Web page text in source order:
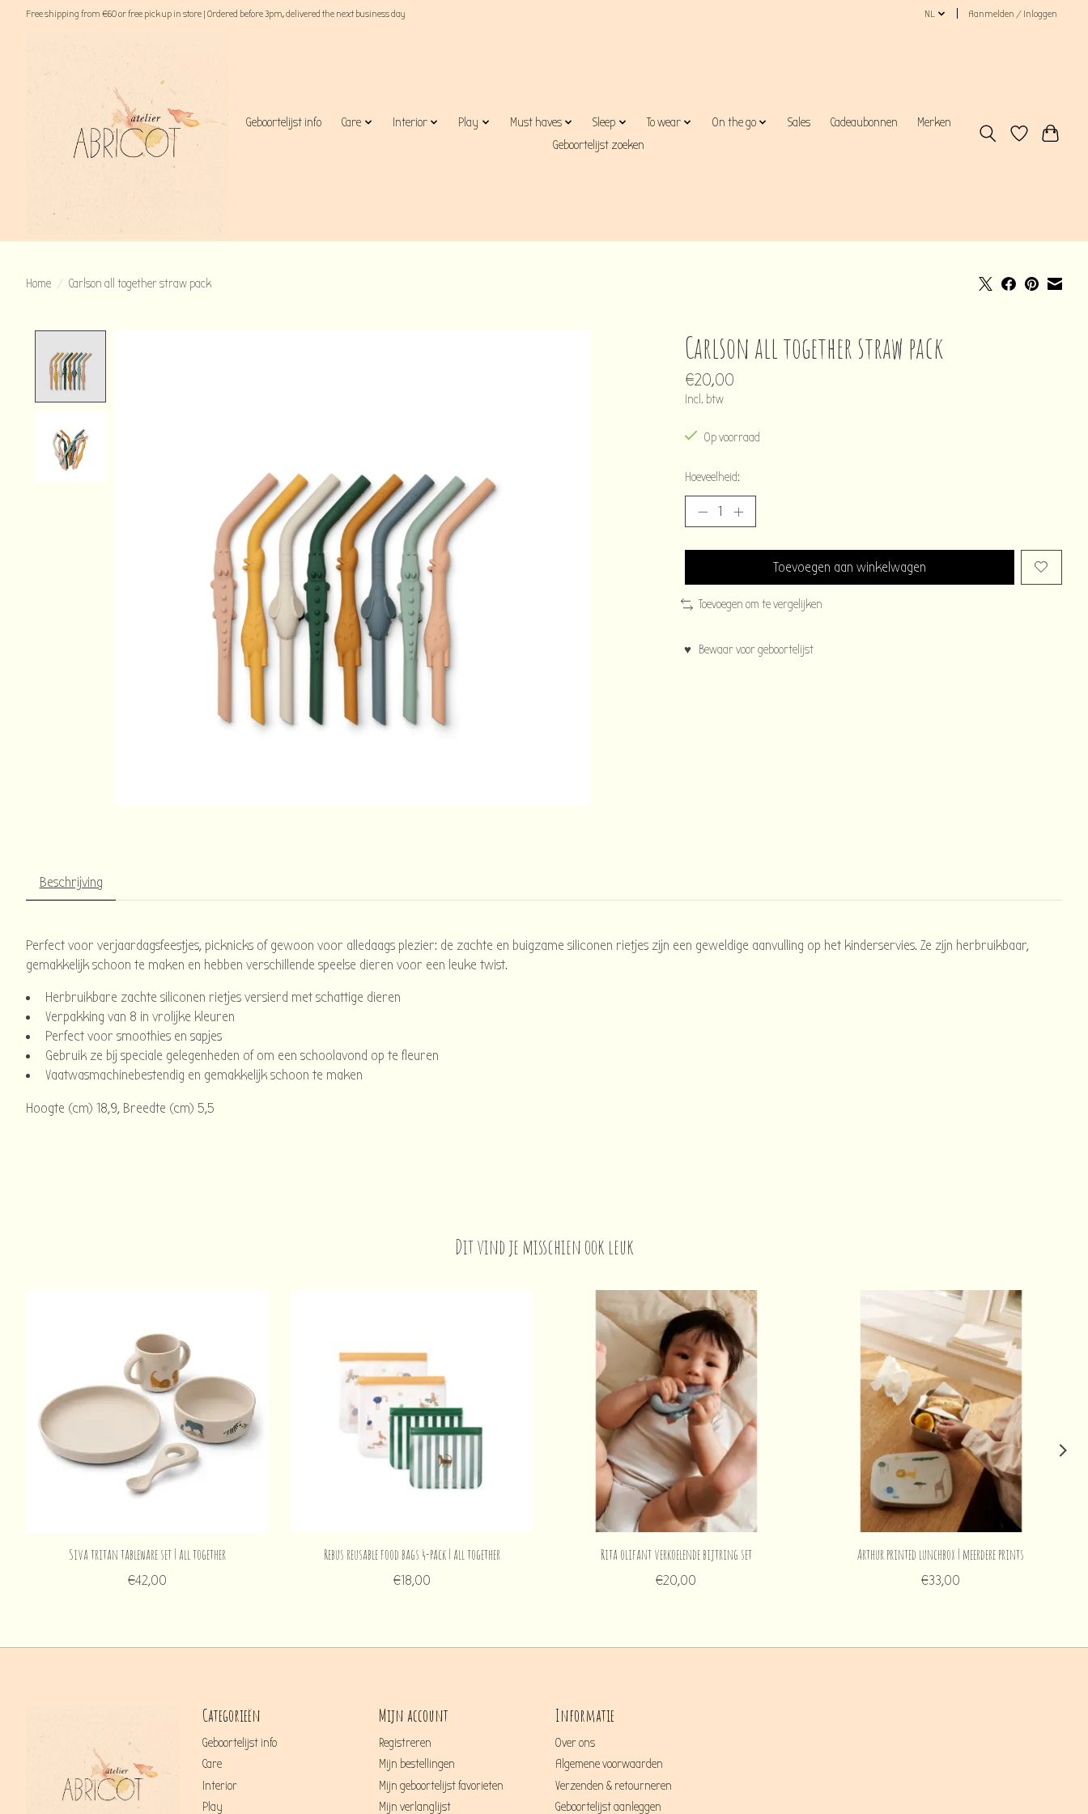
Free shipping from €60 or free pick up in store | Ordered before 3pm, delivered the next business day NL Aanmelden / Inloggen
Geboortelijst info Care Interior Play Must haves Sleep To wear On the go Sales Cadeaubonnen
Merken
Geboortelijst zoeken
Home / Carlson all together straw pack
Carlson all together straw pack
€20,00
Incl. btw
Op voorraad
Hoeveelheid:
Toevoegen aan winkelwagen
Toevoegen om te vergelijken
♥ Bewaar voor geboortelijst
Beschrijving
Perfect voor verjaardagsfeestjes, picknicks of gewoon voor alledaags plezier: de zachte en buigzame siliconen rietjes zijn een geweldige aanvulling op het kinderservies. Ze zijn herbruikbaar,
gemakkelijk schoon te maken en hebben verschillende speelse dieren voor een leuke twist.
Herbruikbare zachte siliconen rietjes versierd met schattige dieren
Verpakking van 8 in vrolijke kleuren
Perfect voor smoothies en sapjes
Gebruik ze bij speciale gelegenheden of om een ​​schoolavond op te fleuren
Vaatwasmachinebestendig en gemakkelijk schoon te maken
Hoogte (cm) 18,9, Breedte (cm) 5,5
Dit vind je misschien ook leuk
Siva tritan tableware set | all together
€42,00
Rebus reusable food bags 4-pack | all together
€18,00
Rita olifant verkoelende bijtring set
€20,00
Arthur printed lunchbox | meerdere prints
€33,00
Categorieën
Geboortelijst info
Care
Interior
Play
Mijn account
Registreren
Mijn bestellingen
Mijn geboortelijst favorieten
Mijn verlanglijst
Informatie
Over ons
Algemene voorwaarden
Verzenden & retourneren
Geboortelijst aanleggen